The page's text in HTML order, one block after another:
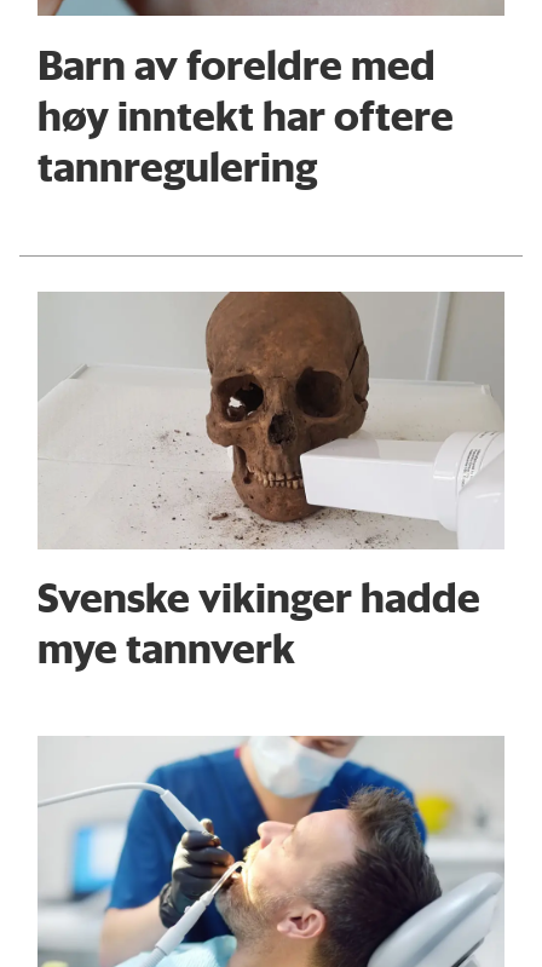
Barn av foreldre med
høy inntekt har oftere
tann­regulering
Svenske vikinger hadde
mye tannverk